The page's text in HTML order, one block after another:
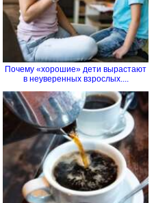
Почему «хорошие» дети вырастают
в неуверенных взрослых....